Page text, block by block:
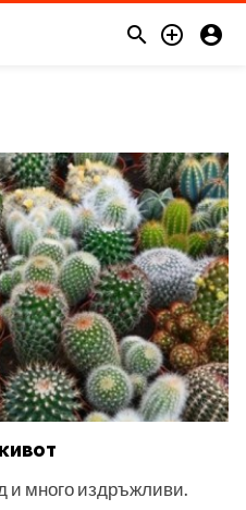
  
и много издръжливи.